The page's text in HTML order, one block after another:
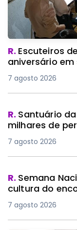
R. Escuteiros
aniversário
7 agosto 2026
R. Santuário
milhares de
7 agosto 2026
R. Semana
cultura do
7 agosto 2026